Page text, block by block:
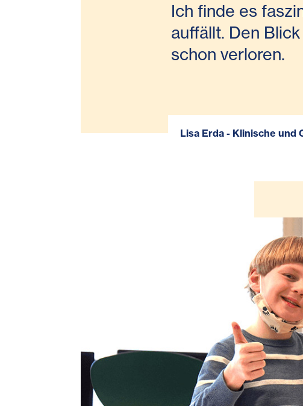
Ich finde es
auffällt. Den
schon verloren.
Lisa Erda - Klinische